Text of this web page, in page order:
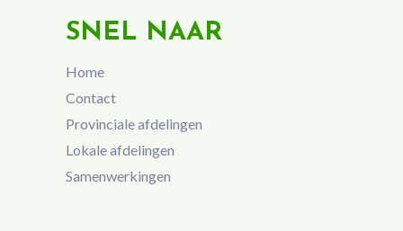
SNEL NAAR
Home
Contact
Provinciale afdelingen
Lokale afdelingen
Samenwerkingen